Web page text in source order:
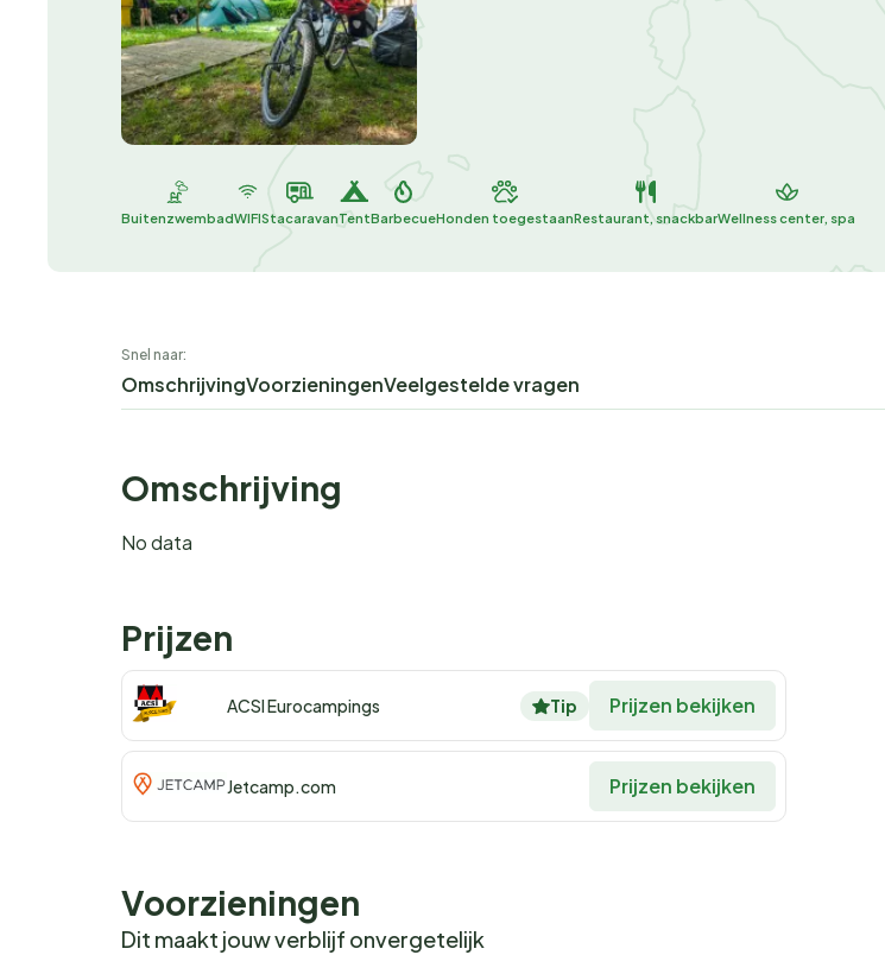
BuitenzwembadWIFIStacaravanTentBarbecueHonden toegestaanRestaurant, snackbarWellness center, spa
Snel naar:
OmschrijvingVoorzieningenVeelgestelde vragen
Omschrijving
No data
Prijzen
ACSI Eurocampings Tip Prijzen bekijken
Jetcamp.com Prijzen bekijken
Voorzieningen
Dit maakt jouw verblijf onvergetelijk